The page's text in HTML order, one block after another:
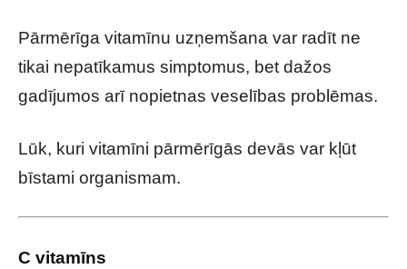
Pārmērīga vitamīnu uzņemšana var radīt ne
tikai nepatīkamus simptomus, bet dažos
gadījumos arī nopietnas veselības problēmas.
Lūk, kuri vitamīni pārmērīgās devās var kļūt
bīstami organismam.
C vitamīns